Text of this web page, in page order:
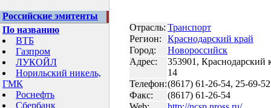
Российские эмитенты
По названию
ВТБ
Газпром
ЛУКОЙЛ
Норильский никель,
ГМК
Роснефть
Сбербанк
Отрасль: Транспорт
Регион:
Краснодарский край
Город:
Новороссийск
Адрес:
353901, Краснодарский
14
Телефон:(8617) 61-26-54, 25-69-52
Факс:
(8617) 61-26-54